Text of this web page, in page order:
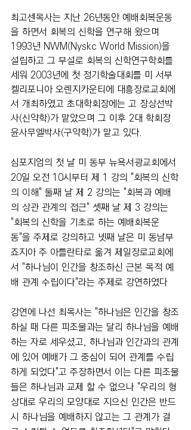
최고센목사는 지난 26년동안 예배회복운동
을 하면서 회복의 신학을 연구해 왔으며
1993년 NWM(Nyskc World Mission)을
설립하고 그 부설로 회복의 신학연구학회를
세워 2003년에 첫 정기학술대회를 미 서부
켈리포니아 오렌지카운티에 대흥장로교회에
서 개최하였고 초대학회장에는 고 장상선박
사(신약학)가 맡았으며 그 이후 2대 학회장
윤사무엘박사(구약학)가 맡고 있다.
심포지엄의 첫 날 미 동부 뉴욕서광교회에서
20일 오전 10시부터 제 1 강의 "회복의 신학
의 이해" 둘째 날 제 2 강의는 "회복과 예배
의 상관 관계의 접근" 셋째 날 제 3 강의는
"회복의 신학을 기초로 하는 예배회복운
동"을 주제로 강의하고 넷째 날은 미 동남부
죠지아 주 아틀란타로 옮겨 제일장로교회에
서 "하나님이 인간을 창조하신 근본 목적 예
배 관계 수립이다"라는 주제로 강연하였다
강연에 나선 최목사는 "하나님은 인간을 창조
하실 때 다른 피조물과는 달리 하나님을 예배
하는 자로 세우셨고, 하나님과 인간과의 관계
에 있어 예배가 그 중심이 되어 관계를 수립
하게 되었다"고 주장하면서 이는 다른 피조물
들은 하나님과 교제 할 수 없으나 "우리의 형
상대로 우리의 모양대로 지으신 인간은 반드
시 하나님을 예배하지 않고는 그 관계가 결